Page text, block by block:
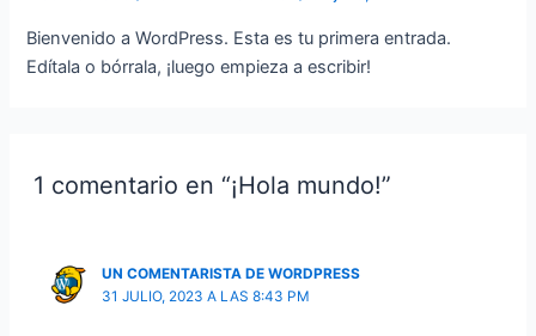
Bienvenido a WordPress. Esta es tu primera entrada.
Edítala o bórrala, ¡luego empieza a escribir!
1 comentario en “¡Hola mundo!”
UN COMENTARISTA DE WORDPRESS
31 JULIO, 2023 A LAS 8:43 PM